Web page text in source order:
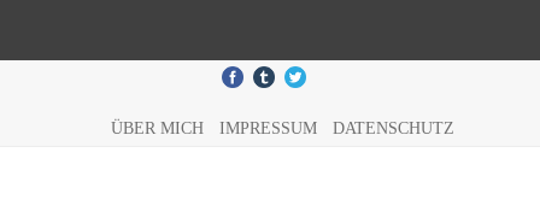
ÜBER MICH IMPRESSUM DATENSCHUTZ